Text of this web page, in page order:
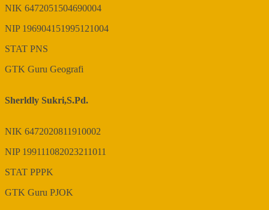
NIK 6472051504690004
NIP 196904151995121004
STAT PNS
GTK Guru Geografi
Sherldly Sukri,S.Pd.
NIK 6472020811910002
NIP 199111082023211011
STAT PPPK
GTK Guru PJOK